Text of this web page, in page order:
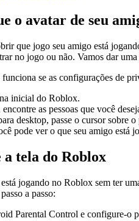
o avatar de seu
que jogo seu amigo está
no jogo ou não. Vamos dar
funciona se as configurações de
inicial do Roblox.
as pessoas que você
desktop, passe o cursor sobre
pode ver o que seu amigo está
a tela do Roblox
jogando no Roblox sem ter
a passo:
Parental Control e configure-o